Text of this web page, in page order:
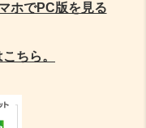
ホでPC版を見る
ちら。